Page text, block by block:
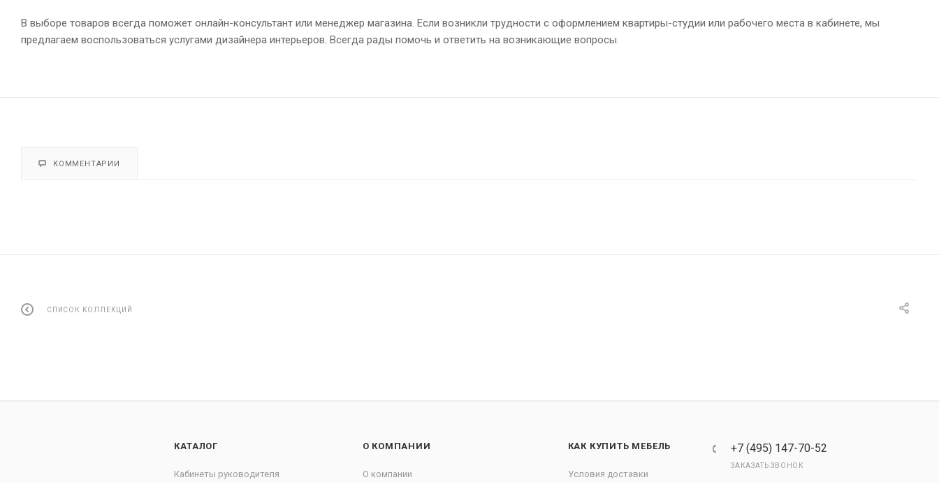
В выборе товаров всегда поможет онлайн-консультант или менеджер магазина. Если возникли трудности с оформлением квартиры-студии или рабочего места в кабинете, мы
предлагаем воспользоваться услугами дизайнера интерьеров. Всегда рады помочь и ответить на возникающие вопросы.
КОММЕНТАРИИ
СПИСОК КОЛЛЕКЦИЙ
КАТАЛОГ
Кабинеты руководителя
О КОМПАНИИ
О компании
КАК КУПИТЬ МЕБЕЛЬ
Условия доставки
+7 (495) 147-70-52
ЗАКАЗАТЬ ЗВОНОК